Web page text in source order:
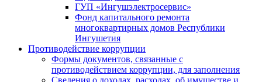
ГУП «Ингушэлектросервис»
Фонд капитального ремонта
многоквартирных домов Республики
Ингушетия
Противодействие коррупции
Формы документов, связанные с
противодействием коррупции, для заполнения
Сведения о доходах, расходах, об имуществе и